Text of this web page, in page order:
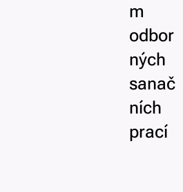
m
odbor
ných
sanač
ních
prací